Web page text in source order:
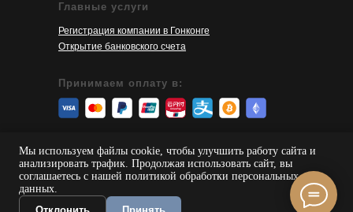
Пользовательское соглашение
Главные услуги
Регистрация компании в Гонконге
Принимаем оплату в:
Открытие банковского счета
Мы используем файлы cookie, чтобы улучшить работу сайта и
анализировать трафик. Продолжая использовать сайт, вы
соглашаетесь с нашей политикой обработки персональных
данных.